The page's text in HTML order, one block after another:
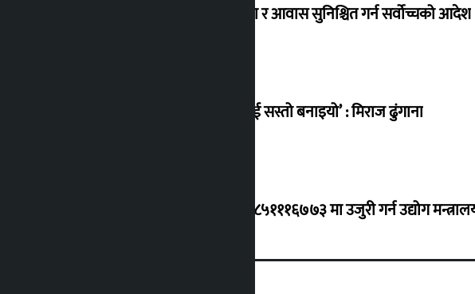
विस्थापित सुकुम्वासी बालबालिकाको शिक्षा र आवास सुनिश्चित गर्न सर्वोच्चको आदेश
‘सानो घटनामा पनि सडकमा उतारेर सेनालाई सस्तो बनाइयो’ : मिराज ढुंगाना
ग्यासको कृत्रिम अभाव र कालोबजारी भए ९८५१११६७७३ मा उजुरी गर्न उद्योग